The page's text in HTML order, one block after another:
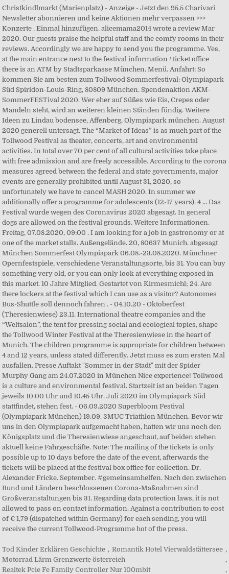
Tod Kinder Erklären Geschichte , Romantik Hotel Vierwaldstättersee ,
Motorrad Lärm Grenzwerte österreich
,
Realtek Pcie Fe Family Controller Nur 100mbit
,